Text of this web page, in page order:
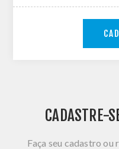
CADASTRE-
Faça seu cadastro ou